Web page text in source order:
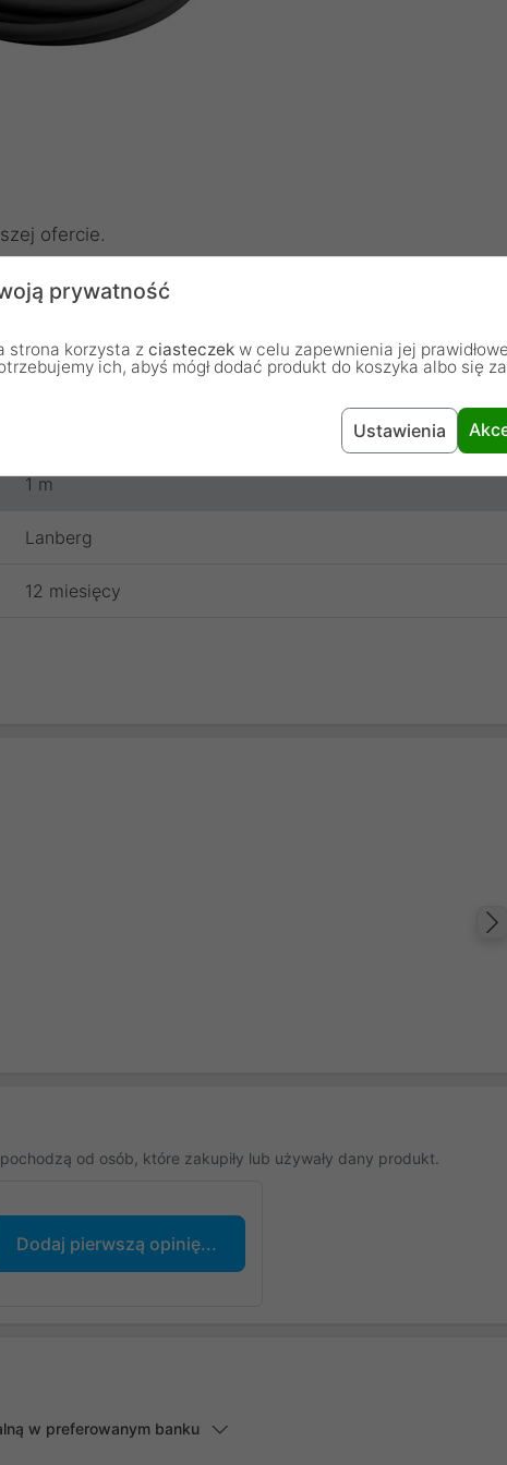
ofercie.
Kabel
1 m
Lanberg
12 miesięcy
od osób, które zakupiły lub używały dany produkt.
Dodaj pierwszą opinię...
w preferowanym banku
prywatność
strona korzysta z ciasteczek w celu zapewnienia jej
ich, abyś mógł dodać produkt do koszyka albo się
Ustawienia